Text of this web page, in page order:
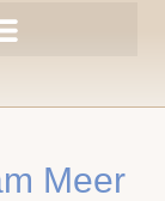
Meer